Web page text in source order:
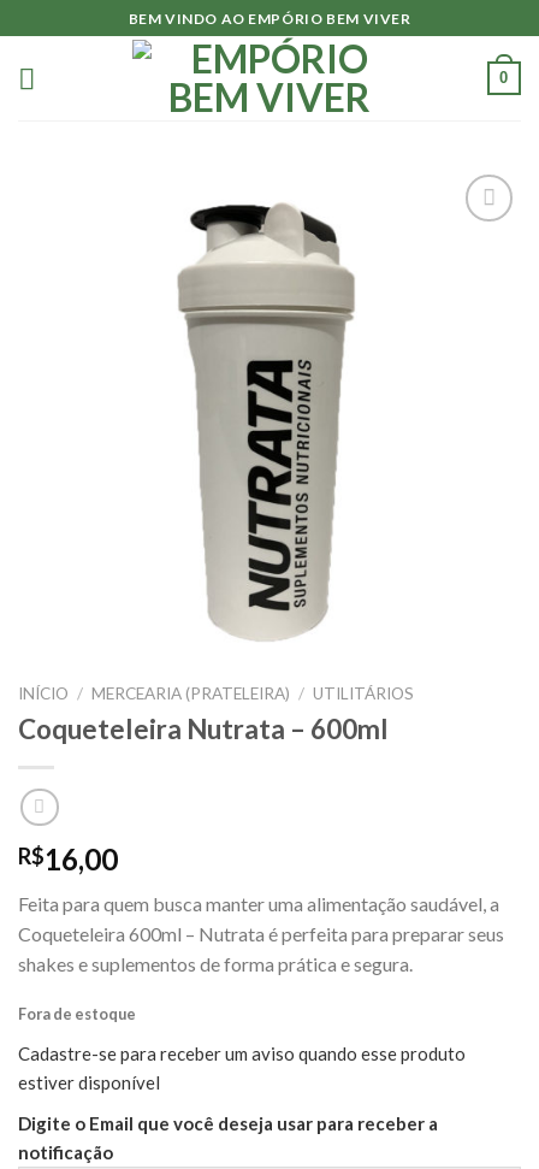
to
content
BEM VINDO AO EMPÓRIO BEM VIVER
0
INÍCIO / MERCEARIA (PRATELEIRA) / UTILITÁRIOS
Coqueteleira Nutrata – 600ml
R$16,00
Feita para quem busca manter uma alimentação saudável, a
Coqueteleira 600ml – Nutrata é perfeita para preparar seus
shakes e suplementos de forma prática e segura.
Fora de estoque
Cadastre-se para receber um aviso quando esse produto
estiver disponível
Digite o Email que você deseja usar para receber a
notificação